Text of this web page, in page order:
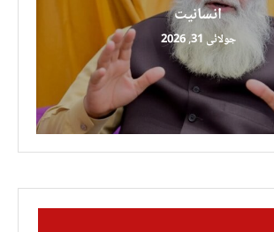
انسانیت
جولائی 31, 2026